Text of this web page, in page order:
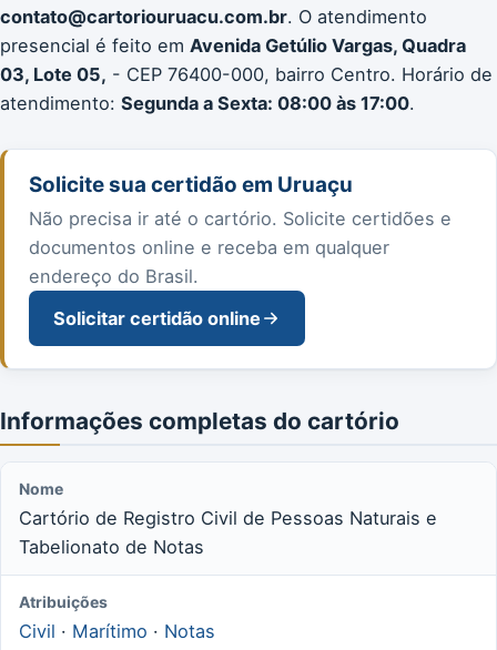
contato@cartoriouruacu.com.br. O atendimento
presencial é feito em Avenida Getúlio Vargas, Quadra
03, Lote 05, - CEP 76400-000, bairro Centro. Horário de
atendimento: Segunda a Sexta: 08:00 às 17:00.
Solicite sua certidão em Uruaçu
Não precisa ir até o cartório. Solicite certidões e
documentos online e receba em qualquer
endereço do Brasil.
Solicitar certidão online
Informações completas do cartório
Nome
Cartório de Registro Civil de Pessoas Naturais e
Tabelionato de Notas
Atribuições
Civil · Marítimo · Notas